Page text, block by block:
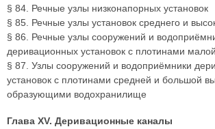
§ 84. Речные узлы низконапорных установок
§ 85. Речные узлы установок среднего и
§ 86. Речные узлы сооружений и
деривационных установок с плотинами
§ 87. Узлы сооружений и водоприёмники
установок с плотинами средней и большой
образующими водохранилище
Глава XV. Деривационные каналы